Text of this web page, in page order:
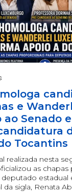
e
Senado
Tocantins
realizada nesta
as
estadual
sigla, Renata